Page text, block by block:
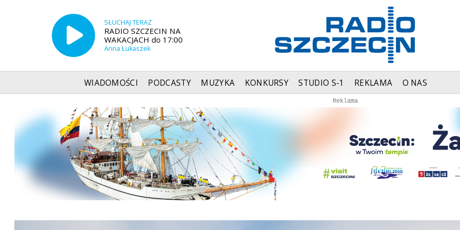
SŁUCHAJ TERAZ
RADIO SZCZECIN NA
WAKACJACH do 17:00
Anna Łukaszek
WIADOMOŚCI PODCASTY MUZYKA KONKURSY STUDIO S-1 REKLAMA O NAS
Reklama
Autopromocja
Autopromocja